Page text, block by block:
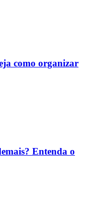
como organizar
Entenda o